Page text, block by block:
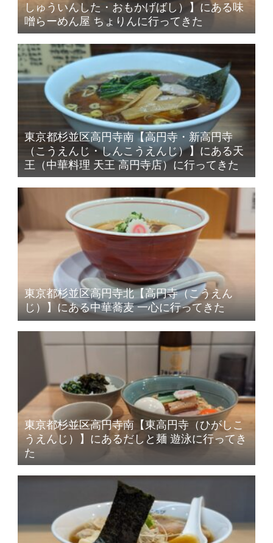
しゅういんした・おもかげばし）】にある味
噌らーめん屋 ちょりんに行ってきた
東京都杉並区高円寺南【高円寺・新高円寺
（こうえんじ・しんこうえんじ）】にある天
王（中華料理 天王 高円寺店）に行ってきた
東京都杉並区高円寺北【高円寺（こうえん
じ）】にある中華蕎麦 一心に行ってきた
東京都杉並区高円寺南【東高円寺（ひがしこ
うえんじ）】にあるだしと麺 遊泳に行ってき
た